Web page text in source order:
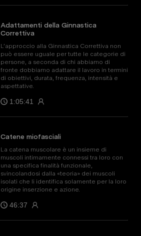
Adattamenti della Ginnastica
Correttiva
L’approccio alla Ginnastica Correttiva non
può essere uguale per tutte le categorie di
persone, a seconda di chi abbiamo di
fronte dobbiamo adattare il lavoro in termini
di obiettivi, durata, frequenza, intensità e
aspettative.
1:05:41
Catene miofasciali
La catena muscolare è un insieme di
muscoli intimamente connessi tra loro con
una specifica finalità funzionale,
svincolandosi dalla «teoria» dei muscoli
isolati che li identifica solamente per la loro
origine inserzione e azione.
46:37